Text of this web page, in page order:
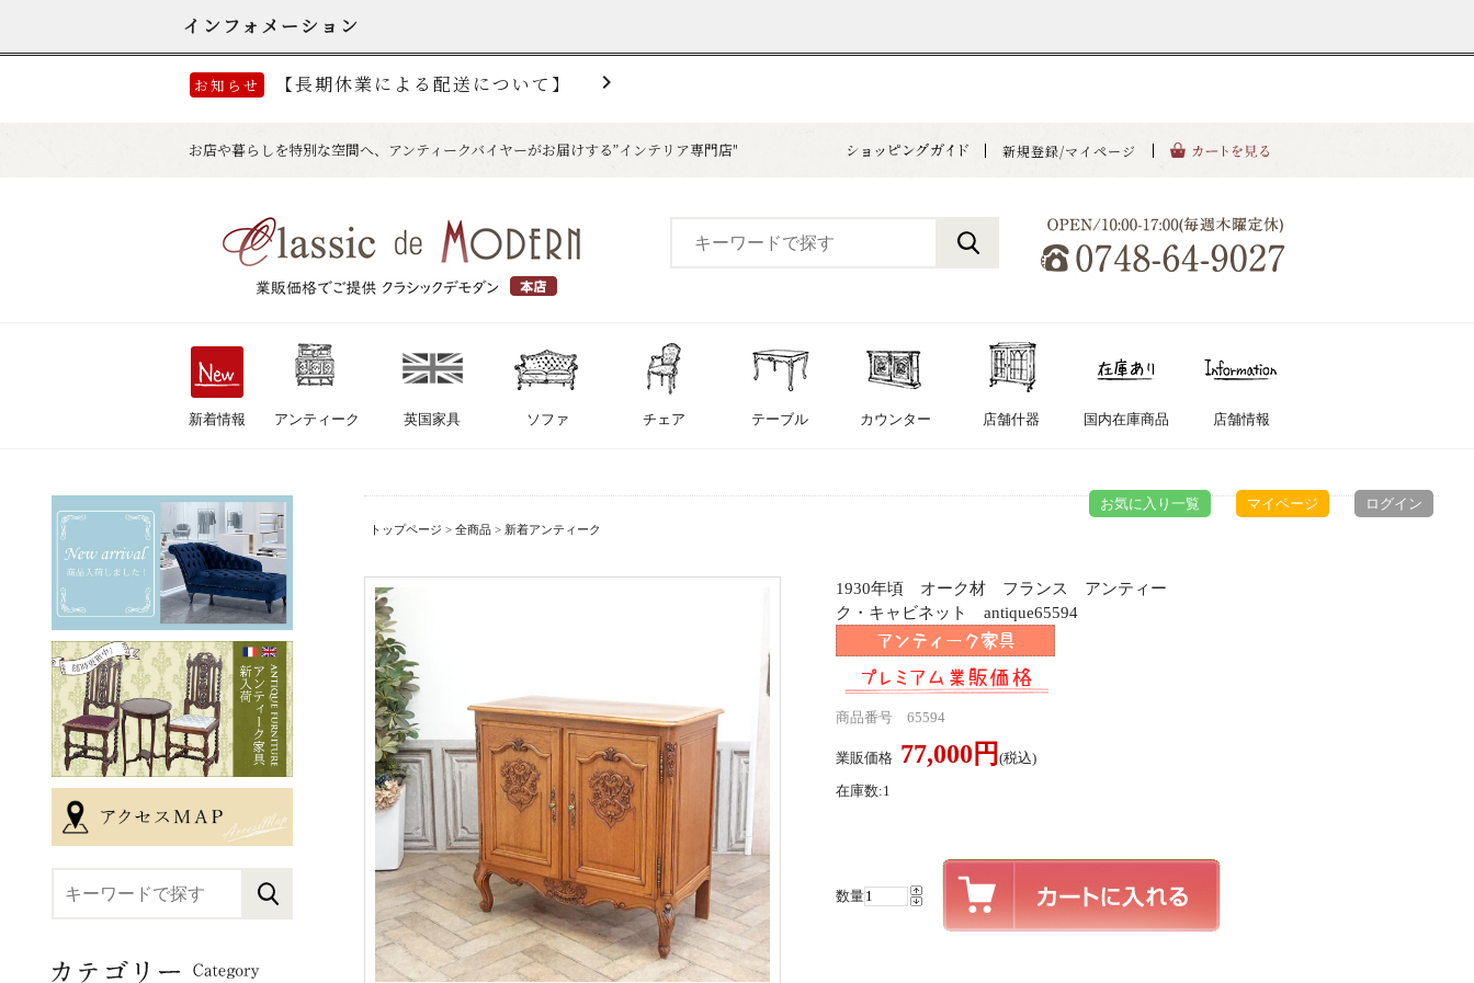
お気に入り一覧 マイページ ログイン
トップページ > 全商品 > 新着アンティーク
1930年頃 オーク材 フランス アンティー
ク・キャビネット antique65594
商品番号 65594
業販価格 77,000円 (税込)
在庫数:1
数量